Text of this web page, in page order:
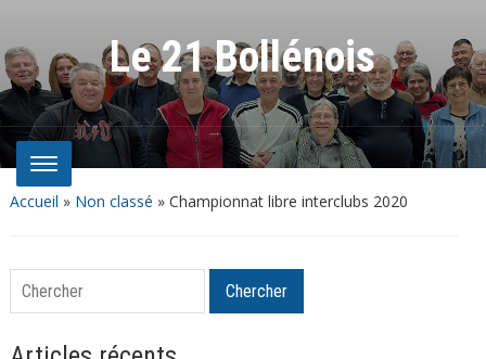
Le 21 Bollénois
Accueil » Non classé » Championnat libre interclubs 2020
Chercher Chercher